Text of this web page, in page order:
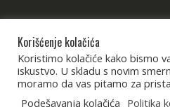
Korišćenje kolačića
Koristimo kolačiće kako bismo
iskustvo. U skladu s novim
moramo da vas pitamo za
Podešavanja kolačića Politika